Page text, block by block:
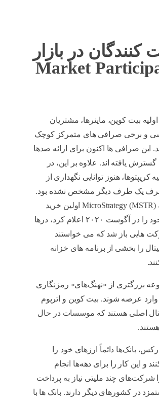
در بازار
( Market
بیت کوین، ماینرها، مشتریان
و برخی صرافی های متمرکز کوچک
این صرافی ها اکنون برای ارائه صدها
گسترش یافته اند. علاوه بر این، در
کریپتوها، هنوز توانایی نگهداری از
طرف یک طرف دیگر مشخص نشده بود.
تا زمانی که MicroStrategy (MSTR) اولین خرید
بیت کوین خود را در آگوست ۲۰۲۰ اعلام کرد، درها
هایی باز شد که می خواستند
را بخشی از برنامه های خزانه
بزرگتری از «نهنگ‌های» رمزنگاری
وارد عرصه شوند. بیت کوین و اتریوم
اصلی هستند که موسسات در حال
هستند.
بانک‌ها دائماً ارزهای خود را
و این کار را برای دهه‌ها انجام
شرکت‌های چند ملیتی نیاز به پرداخت
در کشورهای دیگر دارند. بانک ها با